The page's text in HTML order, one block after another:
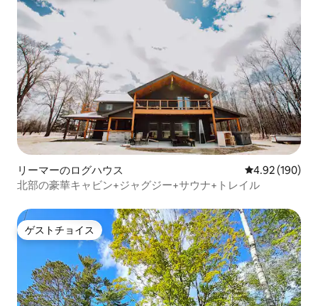
リーマーのログハウス レビュー190
4.92 (190)
北部の豪華キャビン+ジャグジー+サウナ+トレイル
ゲストチョイス
ゲストチョイス